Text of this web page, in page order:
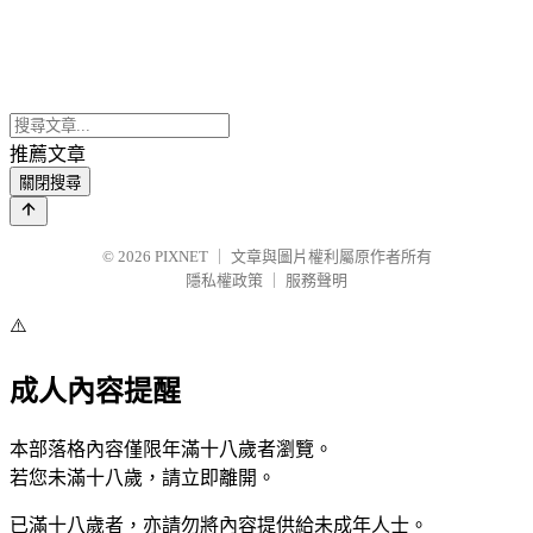
推薦文章
關閉搜尋
© 2026 PIXNET
文章與圖片權利屬原作者所有
隱私權政策
服務聲明
⚠️
成人內容提醒
本部落格內容僅限年滿十八歲者瀏覽。
若您未滿十八歲，請立即離開。
已滿十八歲者，亦請勿將內容提供給未成年人士。